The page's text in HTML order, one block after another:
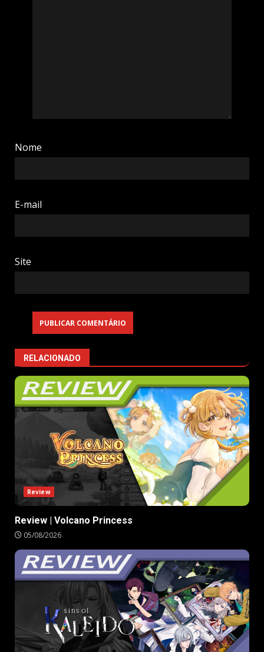
Nome
E-mail
Site
RELACIONADO
Review
Review | Volcano Princess
05/08/2026